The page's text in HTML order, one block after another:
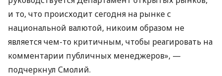
и то, что происходит сегодня на рынке с
национальной валютой, никоим образом не
является чем-то критичным, чтобы реагировать на
комментарии публичных менеджеров», —
подчеркнул Смолий.